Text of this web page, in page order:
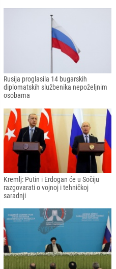
Rusija proglasila 14 bugarskih
diplomatskih službenika nepoželjnim
osobama
Kremlj: Putin i Erdogan će u Sočiju
razgovarati o vojnoj i tehničkoj
saradnji